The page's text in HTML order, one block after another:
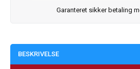
Garanteret sikker betaling
BESKRIVELSE